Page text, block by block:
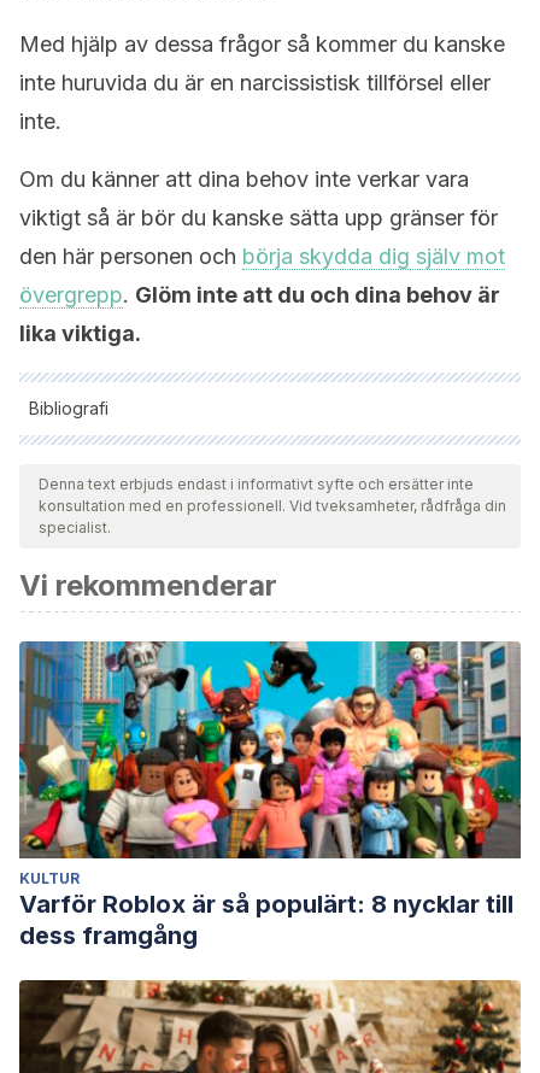
Med hjälp av dessa frågor så kommer du kanske
inte huruvida du är en narcissistisk tillförsel eller
inte.
Om du känner att dina behov inte verkar vara
viktigt så är bör du kanske sätta upp gränser för
den här personen och börja skydda dig själv mot
övergrepp. Glöm inte att du och dina behov är
lika viktiga.
Bibliografi
Samtliga citerade källor har granskats noggrant av vårt team
för att säkerställa deras kvalitet, tillförlitlighet, aktualitet och
giltighet. Bibliografin för denna artikel ansågs vara tillförlitlig
Emmons, R.A.(1987). Narcissism: Theory and measurement.
Journal of Personality and Social Psychology, 52, 11-17.
Kernberg, O.(1970). Factors in the treatment of narcissistic
personality disorder. Journal of American Psychoanalytic
Association, 18, 51-85.
Denna text erbjuds endast i informativt syfte och ersätter inte
konsultation med en professionell. Vid tveksamheter, rådfråga din
specialist.
Vi rekommenderar
KULTUR
Varför Roblox är så populärt: 8 nycklar till
dess framgång